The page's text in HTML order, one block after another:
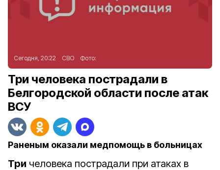
Сегодня, 20:22 СВО Фото:
Три человека пострадали в
Белгородской области после атак
ВСУ
Раненым оказали медпомощь в больницах
Три человека пострадали при атаках в